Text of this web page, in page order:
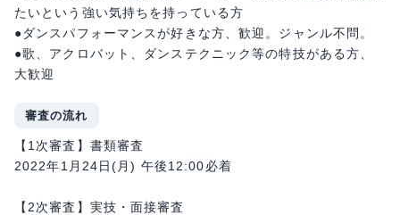
たいという強い気持ちを持っている方
●ダンスパフォーマンスが好きな方、歓迎。ジャンル不問。
●歌、アクロバット、ダンステクニック等の特技がある方、
大歓迎
審査の流れ
【1次審査】書類審査
2022年1月24日(月) 午後12:00必着
【2次審査】実技・面接審査